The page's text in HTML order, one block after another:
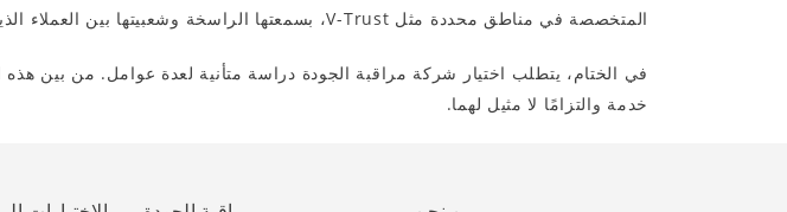
المتخصصة في مناطق محددة مثل V-Trust، بسمعتها الراسخة وشعبيتها بين العملاء الذين يستوردون من آسيا، خيارًا موثوقًا به في مجال مراقبة الجودة.
خدمة والتزامًا لا مثيل لهما.